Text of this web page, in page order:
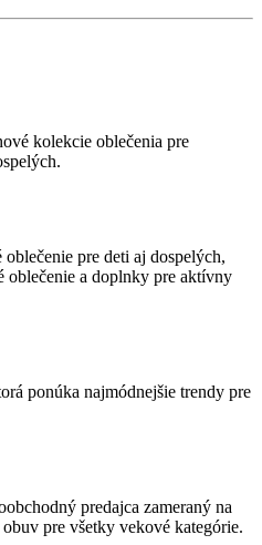
kolekcie oblečenia pre
pre deti aj dospelých,
oblečenie a doplnky pre aktívny
ponúka najmódnejšie trendy pre
predajca zameraný na
pre všetky vekové kategórie.